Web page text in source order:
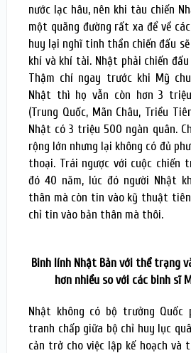
nước lạc hâu, nên khi tàu chiến
một quãng đường rất xa để về
huy lại nghĩ tinh thần chiến đấu
khí và khí tài. Nhật phải chiến
Thậm chí ngay trước khi Mỹ
Nhật thì họ vẫn còn hơn 3
(Trung Quốc, Mãn Châu, Triều
Nhật có 3 triệu 500 ngàn quân.
rộng lớn nhưng lại không có đủ
thoại. Trái ngược với cuộc chiến
đó 40 năm, lúc đó người Nhật
thân mà còn tin vào kỹ thuật tiên
chỉ tin vào bản thân mà thôi.
Binh lính Nhật Bản với thể trạng
hơn nhiều so với các binh sĩ
Nhật không có bộ trưởng Quốc
tranh chấp giữa bộ chỉ huy lục
cản trở cho việc lập kế hoạch và